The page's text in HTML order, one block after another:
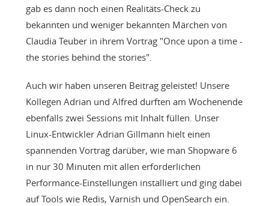
gab es dann noch einen Realitäts-Check zu
bekannten und weniger bekannten Märchen von
Claudia Teuber in ihrem Vortrag "Once upon a time -
the stories behind the stories".
Auch wir haben unseren Beitrag geleistet! Unsere
Kollegen Adrian und Alfred durften am Wochenende
ebenfalls zwei Sessions mit Inhalt füllen. Unser
Linux-Entwickler Adrian Gillmann hielt einen
spannenden Vortrag darüber, wie man Shopware 6
in nur 30 Minuten mit allen erforderlichen
Performance-Einstellungen installiert und ging dabei
auf Tools wie Redis, Varnish und OpenSearch ein.